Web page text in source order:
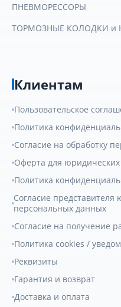
ПНЕВМОРЕССОРЫ
ТОРМОЗНЫЕ КОЛОДКИ и
Клиентам
Пользовательское
Политика
Согласие на обработку
Оферта для
Политика
Согласие представителя
персональных данных
Согласие на получение
Политика cookies /
Реквизиты
Гарантия и возврат
Доставка и оплата